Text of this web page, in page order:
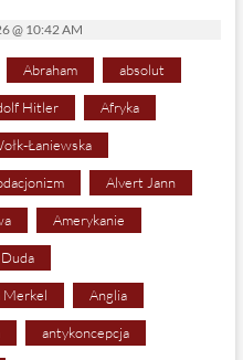
@ 10:42 AM
Abraham absolut
Hitler Afryka
Łaniewska
Alvert Jann
Amerykanie
Merkel Anglia
antykoncepcja